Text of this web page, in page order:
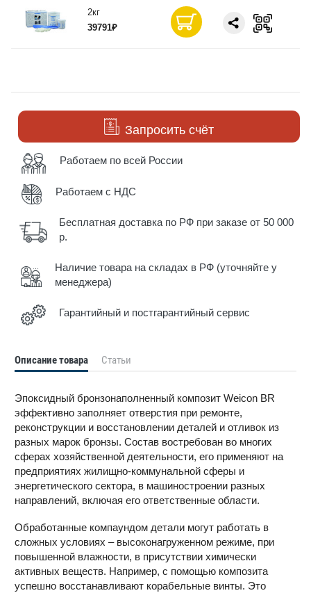
2кг
39791₽
Запросить счёт
Работаем по всей России
Работаем с НДС
Бесплатная доставка по РФ при заказе от 50 000
р.
Наличие товара на складах в РФ (уточняйте у
менеджера)
Гарантийный и постгарантийный сервис
Описание товара Статьи
Эпоксидный бронзонаполненный композит Weicon BR
эффективно заполняет отверстия при ремонте,
реконструкции и восстановлении деталей и отливок из
разных марок бронзы. Состав востребован во многих
сферах хозяйственной деятельности, его применяют на
предприятиях жилищно-коммунальной сферы и
энергетического сектора, в машиностроении разных
направлений, включая его ответственные области.
Обработанные компаундом детали могут работать в
сложных условиях – высоконагруженном режиме, при
повышенной влажности, в присутствии химически
активных веществ. Например, с помощью композита
успешно восстанавливают корабельные винты. Это